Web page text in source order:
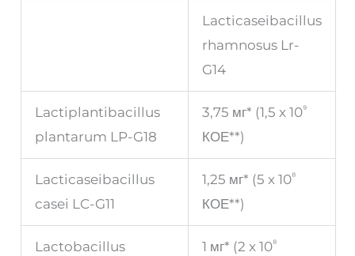
Lacticaseibacillus
rhamnosus Lr-
G14
Lactiplantibacillus
plantarum LP-G18
3,75 мг* (1,5 x 10⁹
КОЕ**)
Lacticaseibacillus
casei LC-G11
1,25 мг* (5 x 10⁸
КОЕ**)
Lactobacillus
1 мг* (2 x 10⁸